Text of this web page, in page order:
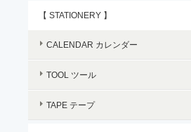
【 STATIONERY 】
CALENDAR カレンダー
TOOL ツール
TAPE テープ